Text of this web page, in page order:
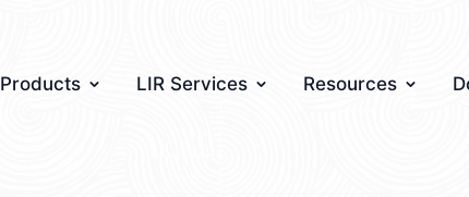
Products LIR Services Resources